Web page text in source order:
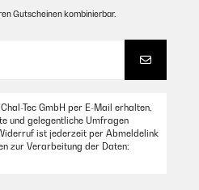
Gutscheinen kombinierbar.
Tec GmbH per E-Mail erhalten,
und gelegentliche Umfragen
ist jederzeit per Abmeldelink
zur Verarbeitung der Daten: